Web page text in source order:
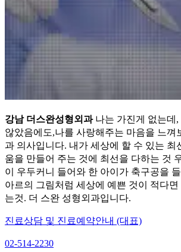
강남 더스완성형외과 나는 가진게 없는데,
않았음에도,나를 사랑해주는 마음을 느껴
과 의사입니다. 내가 세상에 할 수 있는 최
움을 만들어 주는 것에 최선을 다하는 것
이 우두커니 들어와 한 아이가 축구공을
아르의 그림처럼 세상에 예쁜 것이 적다
는것. 더 스완 성형외과입니다.
진료상담 및 진료예약안내 (대표)
02-514-2230